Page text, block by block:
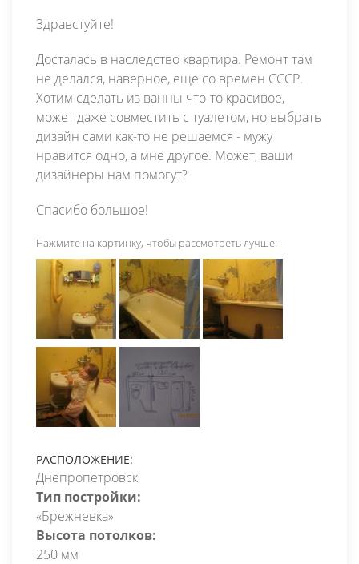
Здравстуйте!
Досталась в наследство квартира. Ремонт там
не делался, наверное, еще со времен СССР.
Хотим сделать из ванны что-то красивое,
может даже совместить с туалетом, но выбрать
дизайн сами как-то не решаемся - мужу
нравится одно, а мне другое. Может, ваши
дизайнеры нам помогут?
Спасибо большое!
Нажмите на картинку, чтобы рассмотреть лучше:
РАСПОЛОЖЕНИЕ:
Днепропетровск
Тип постройки:
«Брежневка»
Высота потолков:
250 мм